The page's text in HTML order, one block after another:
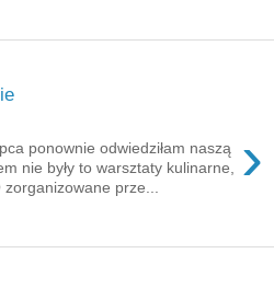
›
ponownie odwiedziłam naszą
nie były to warsztaty kulinarne,
zorganizowane prze...